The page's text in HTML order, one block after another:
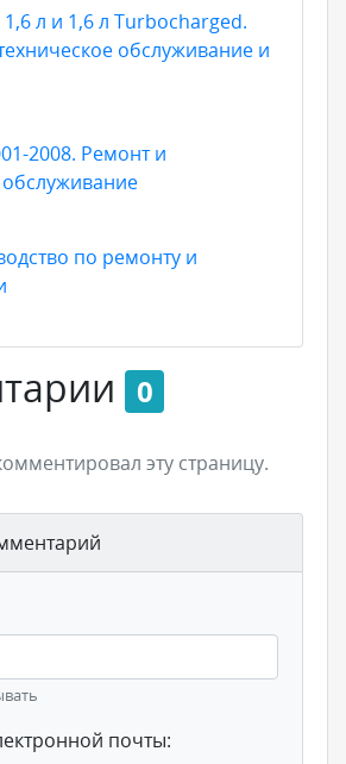
л и 1,6 л Turbocharged.
обслуживание и
2008. Ремонт и
по ремонту и
0
эту страницу.
почты: